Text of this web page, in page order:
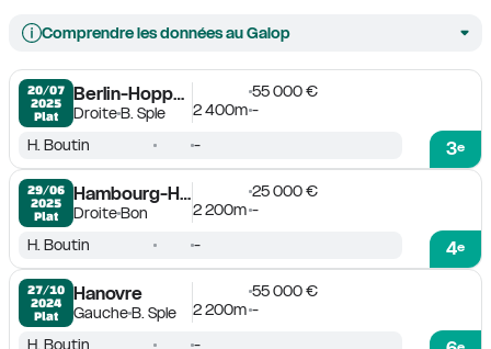
Comprendre les données au Galop
20/07
2025
Plat
Berlin-Hoppegarten
DroiteB. Sple
55 000 €
2 400m -
3e
H. Boutin -
29/06
2025
Plat
Hambourg-Horn
DroiteBon
25 000 €
2 200m -
4e
H. Boutin -
27/10
2024
Plat
Hanovre
GaucheB. Sple
55 000 €
2 200m -
e
H. Boutin